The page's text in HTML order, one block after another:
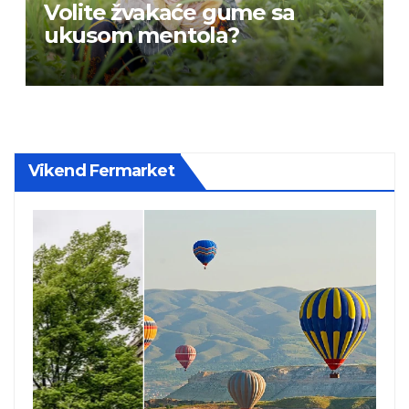
Volite žvakaće gume sa
ukusom mentola?
Vikend Fermarket